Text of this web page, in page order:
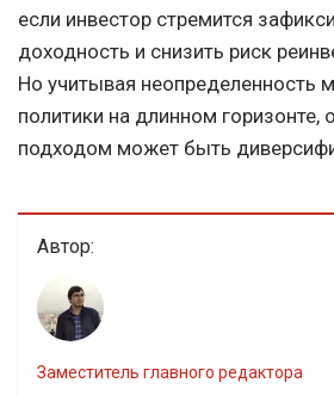
если инвестор стремится
доходность и снизить риск
Но учитывая неопределенность
политики на длинном горизонте,
подходом может быть
Автор:
Заместитель главного редактора